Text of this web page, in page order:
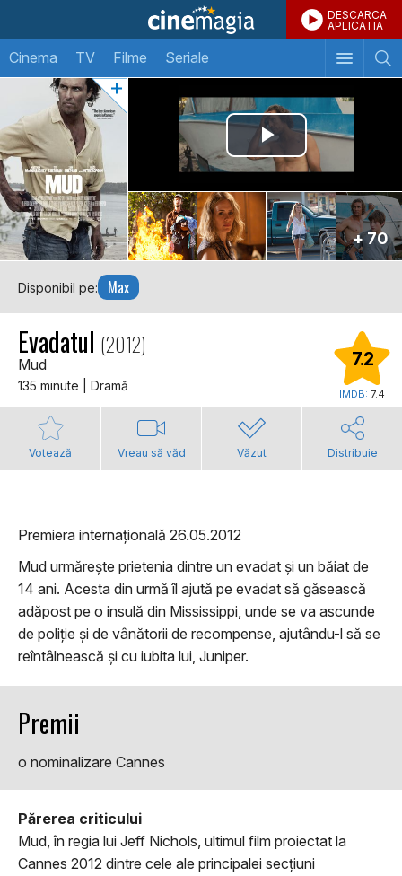
DESCARCA
APLICATIA
Cinema TV Filme Seriale
+ 70
Disponibil pe: Max
Evadatul (2012)
Mud
135 minute | Dramă
7.2
IMDB: 7.4
Votează Vreau să văd Văzut Distribuie
Premiera internațională 26.05.2012
Mud urmărește prietenia dintre un evadat și un băiat de
14 ani. Acesta din urmă îl ajută pe evadat să găsească
adăpost pe o insulă din Mississippi, unde se va ascunde
de poliție și de vânătorii de recompense, ajutându-l să se
reîntâlnească și cu iubita lui, Juniper.
Premii
o nominalizare Cannes
Părerea criticului
Mud, în regia lui Jeff Nichols, ultimul film proiectat la
Cannes 2012 dintre cele ale principalei secţiuni